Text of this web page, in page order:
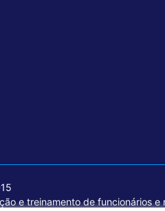
e treinamento de funcionários